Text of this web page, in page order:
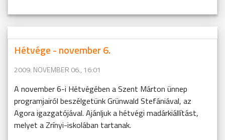
Hétvége - november 6.
2009. NOVEMBER 06., 16:01
A november 6-i Hétvégében a Szent Márton ünnep
programjairól beszélgetünk Grünwald Stefániával, az
Agora igazgatójával. Ajánljuk a hétvégi madárkiállítást,
melyet a Zrínyi-iskolában tartanak.